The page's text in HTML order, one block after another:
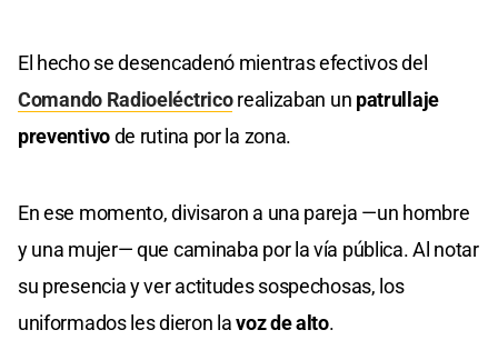
El hecho se desencadenó mientras efectivos del
Comando Radioeléctricorealizaban un patrullaje
preventivode rutina por la zona.
En ese momento, divisaron a una pareja —un hombre
y una mujer— que caminaba por la vía pública. Al notar
su presencia y ver actitudes sospechosas, los
uniformados les dieron lavoz de alto.